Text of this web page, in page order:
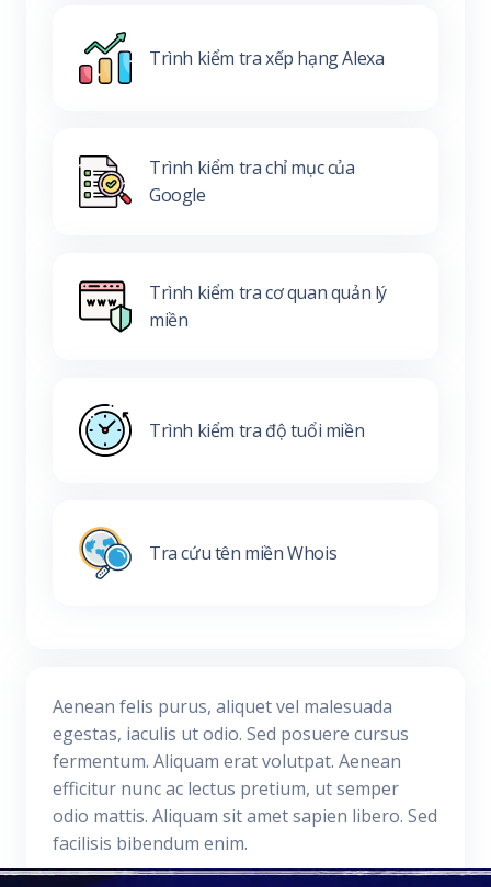
Trình kiểm tra xếp hạng Alexa
Trình kiểm tra chỉ mục của
Google
Trình kiểm tra cơ quan quản lý
miền
Trình kiểm tra độ tuổi miền
Tra cứu tên miền Whois
Aenean felis purus, aliquet vel malesuada
egestas, iaculis ut odio. Sed posuere cursus
fermentum. Aliquam erat volutpat. Aenean
efficitur nunc ac lectus pretium, ut semper
odio mattis. Aliquam sit amet sapien libero. Sed
facilisis bibendum enim.